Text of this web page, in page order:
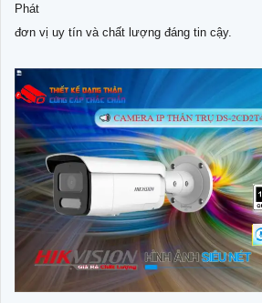
Phát
đơn vị uy tín và chất lượng đáng tin cậy.